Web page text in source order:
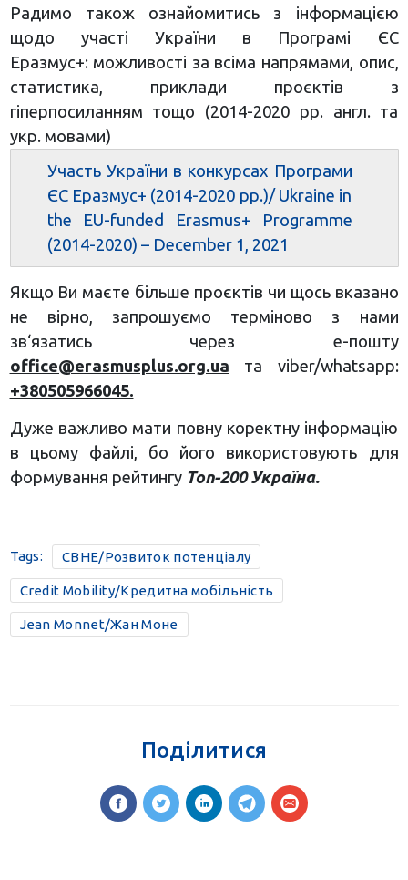
Радимо також ознайомитись з інформацією
щодо участі України в Програмі ЄС
Еразмус+: можливості за всіма напрямами, опис,
статистика, приклади проєктів з
гіперпосиланням тощо (2014-2020 рр. англ. та
укр. мовами)
Участь України в конкурсах Програми
ЄС Еразмус+ (2014-2020 рр.)/ Ukraine in
the EU-funded Erasmus+ Programme
(2014-2020) – December 1, 2021
Якщо Ви маєте більше проєктів чи щось вказано
не вірно, запрошуємо терміново з нами
зв‘язатись через е-пошту
office@erasmusplus.org.ua та viber/whatsapp:
+380505966045.
Дуже важливо мати повну коректну інформацію
в цьому файлі, бо його використовують для
формування рейтингу Топ-200 Україна.
Tags: CBHE/Розвиток потенціалу
Credit Mobility/Кредитна мобільність
Jean Monnet/Жан Моне
Поділитися